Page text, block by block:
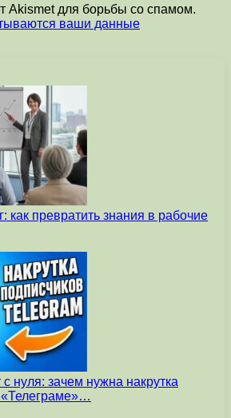
Akismet для борьбы со спамом.
ваши данные
как превратить знания в рабочие
нуля: зачем нужна накрутка
«Телеграме»…